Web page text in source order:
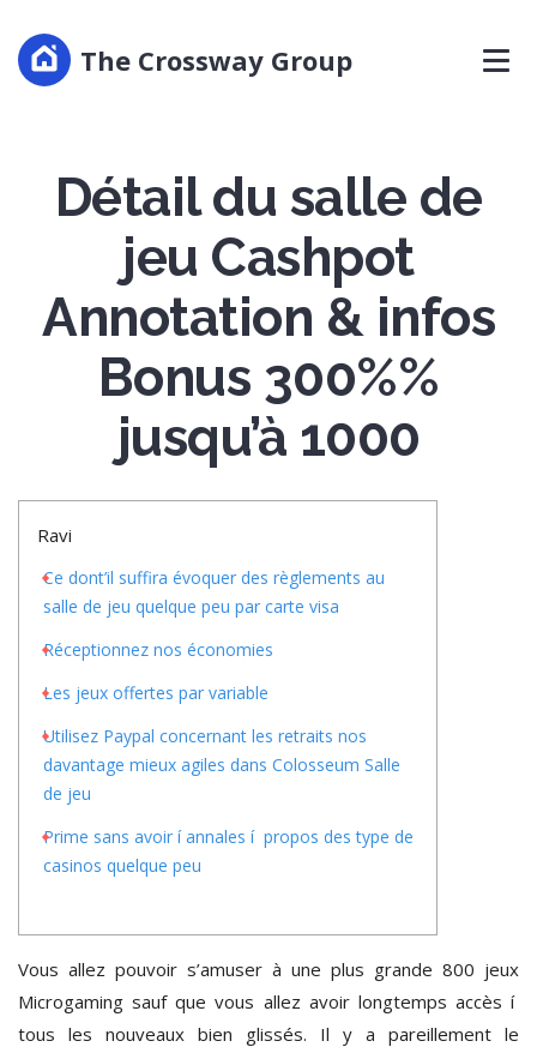
The Crossway Group
Détail du salle de
jeu Cashpot
Annotation & infos
Bonus 300%%
jusqu’à 1000
Ravi
Ce dont’il suffira évoquer des règlements au
salle de jeu quelque peu par carte visa
Réceptionnez nos économies
Les jeux offertes par variable
Utilisez Paypal concernant les retraits nos
davantage mieux agiles dans Colosseum Salle
de jeu
Prime sans avoir í annales í propos des type de
casinos quelque peu
Vous allez pouvoir s’amuser à une plus grande 800 jeux
Microgaming sauf que vous allez avoir longtemps accès í
tous les nouveaux bien glissés. Il y a pareillement le